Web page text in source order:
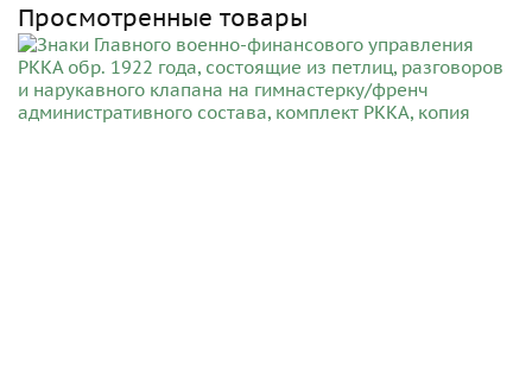
Просмотренные товары